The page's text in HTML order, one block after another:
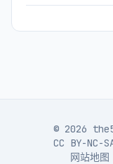
© 2026
CC BY-NC-
网站地图